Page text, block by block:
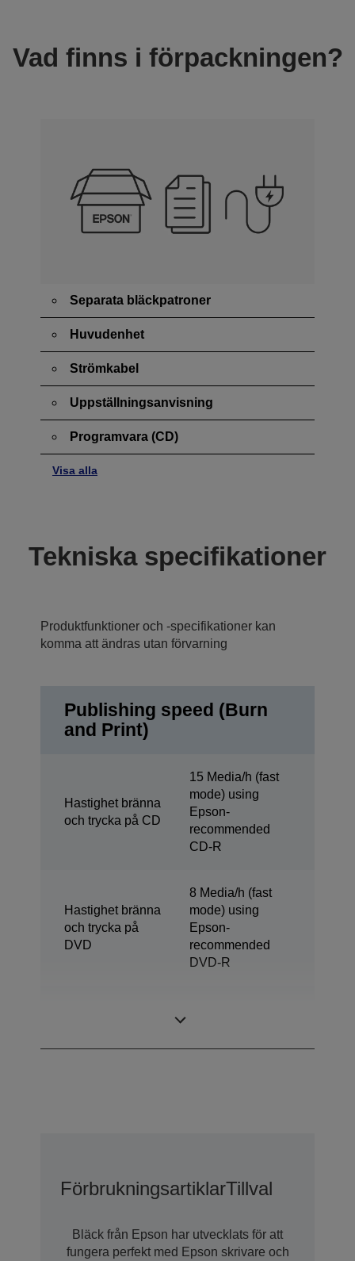
Vad finns i förpackningen?
Separata bläckpatroner
Huvudenhet
Strömkabel
Uppställningsanvisning
Programvara (CD)
Visa alla
Tekniska specifikationer
Produktfunktioner och -specifikationer kan
komma att ändras utan förvarning
Publishing speed (Burn
and Print)
Hastighet bränna
och trycka på CD
15 Media/h (fast
mode) using
Epson-
recommended
CD-R
Hastighet bränna
och trycka på
DVD
8 Media/h (fast
mode) using
Epson-
recommended
DVD-R
FörbrukningsartiklarTillval
Bläck från Epson har utvecklats för att
fungera perfekt med Epson skrivare och